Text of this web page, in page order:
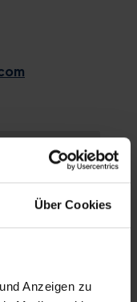
Über Cookies
Anzeigen zu